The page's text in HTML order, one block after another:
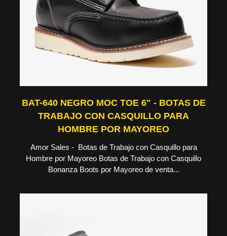
BAT-640 NEGRO MOC TOE 6" - BOTAS DE
TRABAJO CON CASQUILLO PARA
HOMBRE POR MAYOREO
Amor Sales - Botas de Trabajo con Casquillo para
Hombre por Mayoreo Botas de Trabajo con Casquillo
Bonanza Boots por Mayoreo de venta...